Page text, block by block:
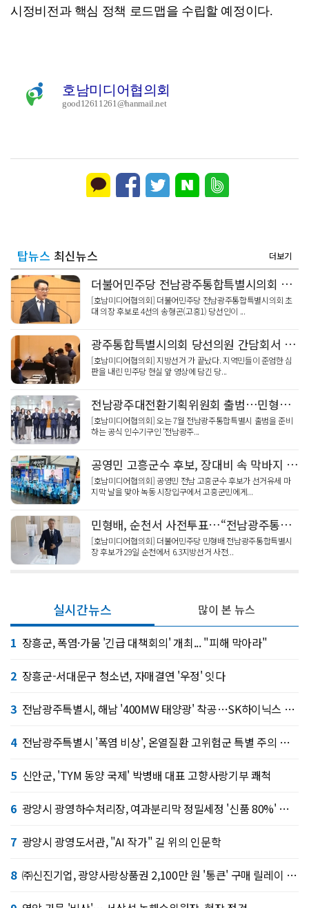
시정비전과 핵심 정책 로드맵을 수립할 예정이다.
호남미디어협의회
good12611261@hanmail.net
탑뉴스 최신뉴스 더보기
더불어민주당 전남광주통합특별시의회 의장 후보 송형곤 선출
[호남미디어협의회] 더불어민주당 전남광주통합특별시의회 초
대 의장 후보로 4선의 송형곤(고흥1) 당선인이 ...
광주통합특별시의회 당선의원 간담회서 언론인 욕설·삿대질 논란 ... 광주시당 사과 재발방지 약속
[호남미디어협의회] 지방선거 가 끝났다. 지역민들이 준엄한 심
판을 내린 민주당 현실 앞 영상에 담긴 당...
전남광주대전환기획위원회 출범…민형배 당선인 “압도적 성장으로 시민 삶 바꾼다”
[호남미디어협의회] 오는 7월 전남광주통합특별시 출범을 준비
하는 공식 인수기구인 ‘전남광주...
공영민 고흥군수 후보, 장대비 속 막바지 유세 최고 투표율 보여달라
[호남미디어협의회] 공영민 전남 고흥군수 후보가 선거유세 마
지막 날을 맞아 녹동 시장입구에서 고흥군민에게...
민형배, 순천서 사전투표…“전남광주통합특별시 성공 위해 한표 소증”
[호남미디어협의회] 더불어민주당 민형배 전남광주통합특별시
장 후보가 29일 순천에서 6.3지방선거 사전...
실시간뉴스
1 장흥군, 폭염·가뭄 '긴급 대책회의' 개최... "피해 막아라"
2 장흥군-서대문구 청소년, 자매결연 '우정' 잇다
3 전남광주특별시, 해남 '400MW 태양광' 착공…SK하이닉스 공급
4 전남광주특별시 '폭염 비상', 온열질환 고위험군 특별 주의 당부
5 신안군, 'TYM 동양 국제' 박병배 대표 고향사랑기부 쾌척
6 광양시 광영하수처리장, 여과분리막 정밀세정 '신품 80%' 회복
7 광양시 광영도서관, "AI 작가" 길 위의 인문학
8 ㈜신진기업, 광양사랑상품권 2,100만 원 '통큰' 구매 릴레이 동참
많이 본 뉴스